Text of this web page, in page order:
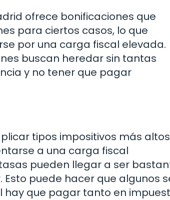
ofrece bonificaciones que
para ciertos casos, lo que
por una carga fiscal elevada.
buscan heredar sin tantas
y no tener que pagar
tipos impositivos más
a una carga fiscal
pueden llegar a ser
puede hacer que algunos
que pagar tanto en